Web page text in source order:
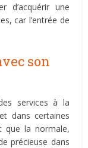
d’acquérir une
car l’entrée de
son
services à la
dans certaines
que la normale,
précieuse dans